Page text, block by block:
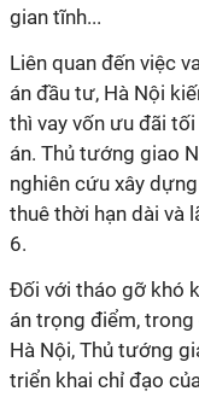
gian tĩnh...
Liên quan đến việc
án đầu tư, Hà Nội
thì vay vốn ưu đãi
án. Thủ tướng giao
nghiên cứu xây
thuê thời hạn dài và
6.
Đối với tháo gỡ khó
án trọng điểm,
Hà Nội, Thủ tướng
triển khai chỉ đạo